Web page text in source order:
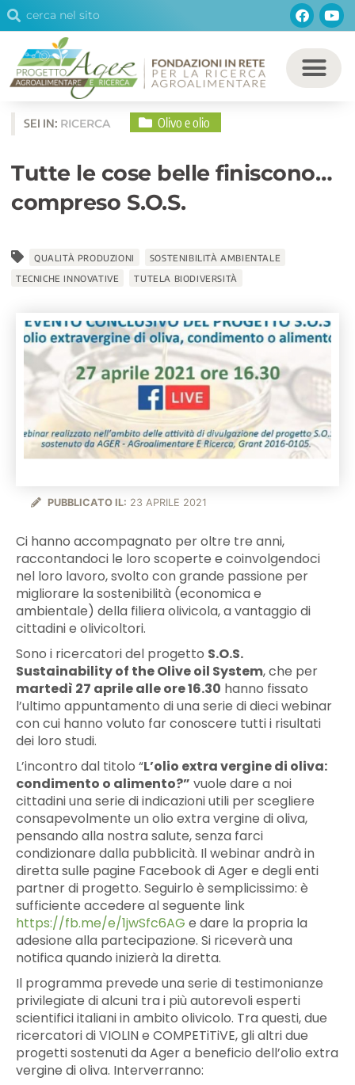
VaiCerca Cerca
SEI IN: RICERCA Olivo e olio
Tutte le cose belle finiscono…
compreso S.O.S.
QUALITÀ PRODUZIONI
SOSTENIBILITÀ AMBIENTALE
TECNICHE INNOVATIVE
TUTELA BIODIVERSITÀ
PUBBLICATO IL: 23 APRILE 2021
Ci hanno accompagnato per oltre tre anni,
raccontandoci le loro scoperte e coinvolgendoci
nel loro lavoro, svolto con grande passione per
migliorare la sostenibilità (economica e
ambientale) della filiera olivicola, a vantaggio di
cittadini e olivicoltori.
Sono i ricercatori del progetto S.O.S.
Sustainability of the Olive oil System, che per
martedì 27 aprile alle ore 16.30 hanno fissato
l’ultimo appuntamento di una serie di dieci webinar
con cui hanno voluto far conoscere tutti i risultati
dei loro studi.
L’incontro dal titolo “L’olio extra vergine di oliva:
condimento o alimento?” vuole dare a noi
cittadini una serie di indicazioni utili per scegliere
consapevolmente un olio extra vergine di oliva,
pensando alla nostra salute, senza farci
condizionare dalla pubblicità. Il webinar andrà in
diretta sulle pagine Facebook di Ager e degli enti
partner di progetto. Seguirlo è semplicissimo: è
sufficiente accedere al seguente link
https://fb.me/e/1jwSfc6AG e dare la propria la
adesione alla partecipazione. Si riceverà una
notifica quando inizierà la diretta.
Il programma prevede una serie di testimonianze
privilegiate di alcuni tra i più autorevoli esperti
scientifici italiani in ambito olivicolo. Tra questi, due
ricercatori di VIOLIN e COMPETiTiVE, gli altri due
progetti sostenuti da Ager a beneficio dell’olio extra
vergine di oliva. Interverranno: